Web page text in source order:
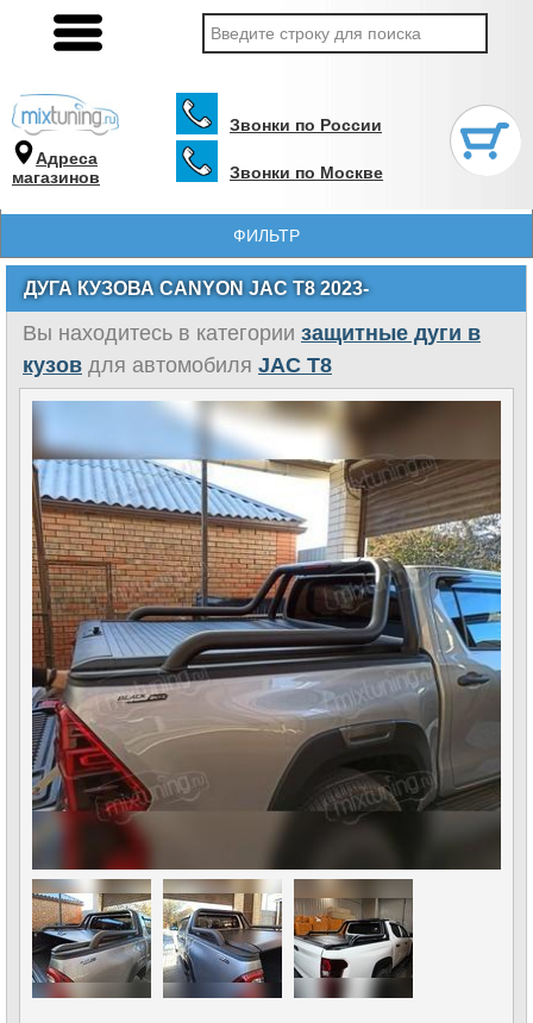
Адреса
магазинов
Звонки по России
Звонки по Москве
ФИЛЬТР
ДУГА КУЗОВА CANYON JAC T8 2023-
Вы находитесь в категории защитные дуги в
кузов для автомобиля JAC T8